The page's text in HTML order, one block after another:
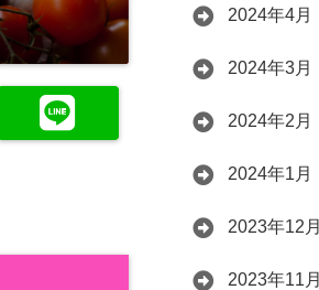
2024年4月
2024年3月
2024年2月
2024年1月
2023年12月
2023年11月